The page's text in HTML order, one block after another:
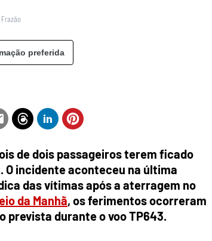
preferida
de dois passageiros terem ficado
O incidente aconteceu na última
das vítimas após a aterragem no
da Manhã, os ferimentos ocorreram
prevista durante o voo TP643.